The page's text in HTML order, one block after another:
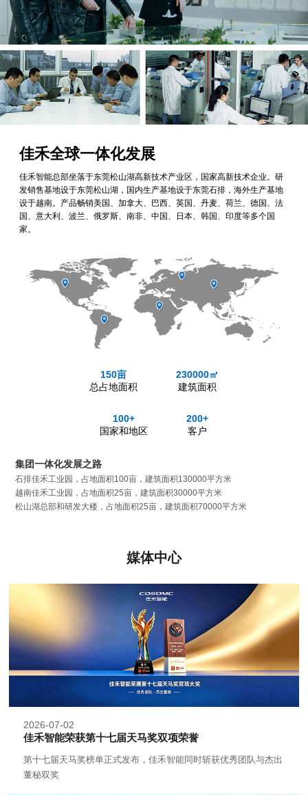
佳禾全球一体化发展
佳禾智能总部坐落于东莞松山湖高新技术产业区，国家高新技术企业。研
发销售基地设于东莞松山湖，国内生产基地设于东莞石排，海外生产基地
设于越南。产品畅销美国、加拿大、巴西、英国、丹麦、荷兰、德国、法
国、意大利、波兰、俄罗斯、南非、中国、日本、韩国、印度等多个国
家。
150亩
总占地面积
230000㎡
建筑面积
100+
国家和地区
200+
客户
集团一体化发展之路
石排佳禾工业园，占地面积100亩，建筑面积130000平方米
越南佳禾工业园，占地面积25亩，建筑面积30000平方米
松山湖总部和研发大楼，占地面积25亩，建筑面积70000平方米
媒体中心
2026-07-02
佳禾智能荣获第十七届天马奖双项荣誉
第十七届天马奖榜单正式发布，佳禾智能同时斩获优秀团队与杰出
董秘双奖